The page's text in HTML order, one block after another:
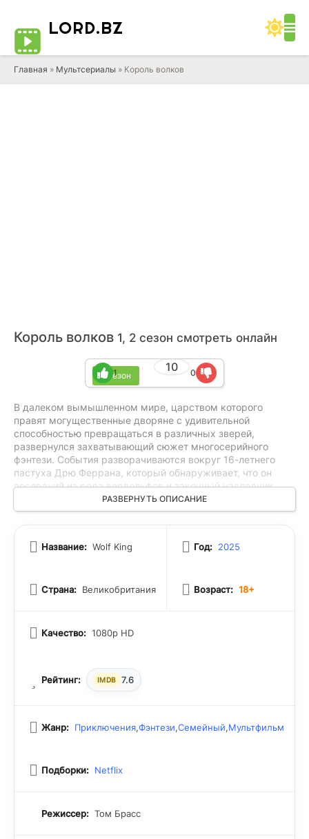
LORD.BZ
Главная » Мультсериалы » Король волков
Король волков 1, 2 сезон смотреть онлайн
2 сезон
10
1 0
В далеком вымышленном мире, царством которого
правят могущественные дворяне с удивительной
способностью превращаться в различных зверей,
развернулся захватывающий сюжет многосерийного
фэнтези. События разворачиваются вокруг 16-летнего
пастуха Дрю Феррана, который обнаруживает, что он
последний из рода вервольфов и законный наследник
королевства. В его жизни начинается полный переворот,
когда он сталкивается с новыми обязанностями и
ключевой фигуре в истории королевства разворачивается
созданиями.
РАЗВЕРНУТЬ ОПИСАНИЕ
Название: Wolf King
Страна: Великобритания
Год: 2025
Возраст: 18+
Качество: 1080p HD
Рейтинг: IMDB 7.6
Жанр: Приключения,Фэнтези,Семейный,Мультфильм
Подборки: Netflix
Режиссер: Том Брасс